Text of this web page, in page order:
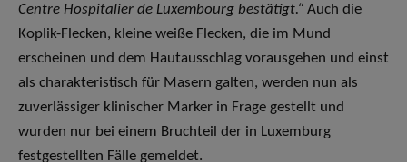
Centre Hospitalier de Luxembourg bestätigt.“ Auch die
Koplik-Flecken, kleine weiße Flecken, die im Mund
erscheinen und dem Hautausschlag vorausgehen und einst
als charakteristisch für Masern galten, werden nun als
zuverlässiger klinischer Marker in Frage gestellt und
wurden nur bei einem Bruchteil der in Luxemburg
festgestellten Fälle gemeldet.